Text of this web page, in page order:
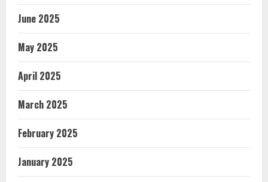
June 2025
May 2025
April 2025
March 2025
February 2025
January 2025